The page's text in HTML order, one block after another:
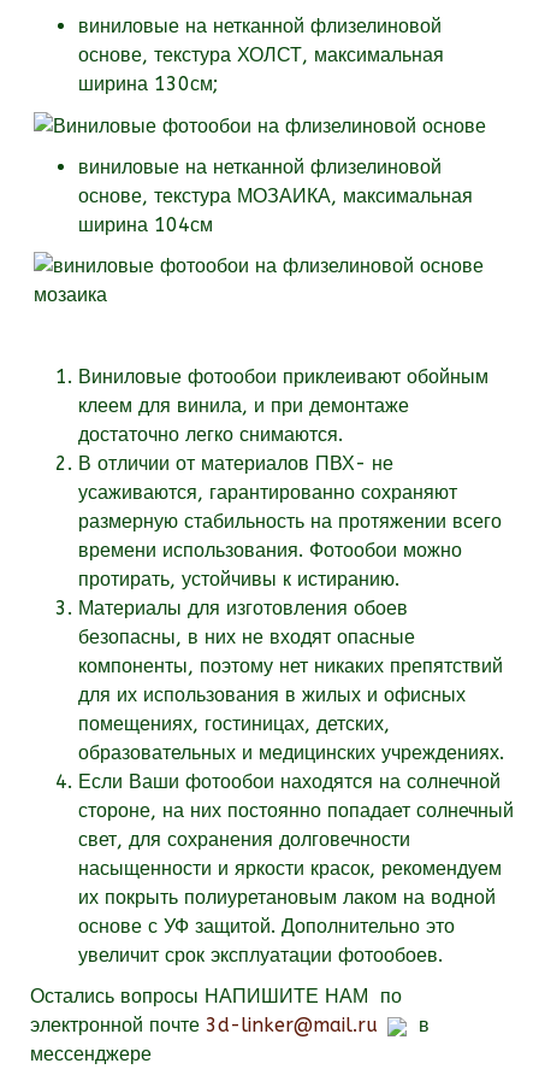
виниловые на нетканной флизелиновой
основе, текстура ХОЛСТ, максимальная
ширина 130см;
виниловые на нетканной флизелиновой
основе, текстура МОЗАИКА, максимальная
ширина 104см
Виниловые фотообои приклеивают обойным
клеем для винила, и при демонтаже
достаточно легко снимаются.
В отличии от материалов ПВХ- не
усаживаются, гарантированно сохраняют
размерную стабильность на протяжении всего
времени использования. Фотообои можно
протирать, устойчивы к истиранию.
Материалы для изготовления обоев
безопасны, в них не входят опасные
компоненты, поэтому нет никаких препятствий
для их использования в жилых и офисных
помещениях, гостиницах, детских,
образовательных и медицинских учреждениях.
Если Ваши фотообои находятся на солнечной
стороне, на них постоянно попадает солнечный
свет, для сохранения долговечности
насыщенности и яркости красок, рекомендуем
их покрыть полиуретановым лаком на водной
основе с УФ защитой. Дополнительно это
увеличит срок эксплуатации фотообоев.
Остались вопросы НАПИШИТЕ НАМ
по
электронной почте 3d-linker@mail.ru
в
мессенджере